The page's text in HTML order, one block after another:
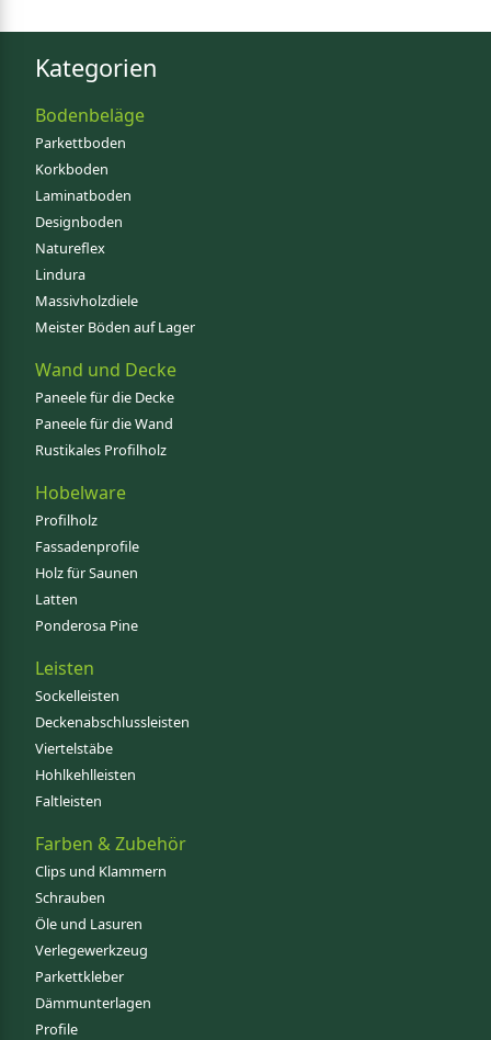
Kategorien
Bodenbeläge
Parkettboden
Korkboden
Laminatboden
Designboden
Natureflex
Lindura
Massivholzdiele
Meister Böden auf Lager
Wand und Decke
Paneele für die Decke
Paneele für die Wand
Rustikales Profilholz
Hobelware
Profilholz
Fassadenprofile
Holz für Saunen
Latten
Ponderosa Pine
Leisten
Sockelleisten
Deckenabschlussleisten
Viertelstäbe
Hohlkehlleisten
Faltleisten
Farben & Zubehör
Clips und Klammern
Schrauben
Öle und Lasuren
Verlegewerkzeug
Parkettkleber
Dämmunterlagen
Profile